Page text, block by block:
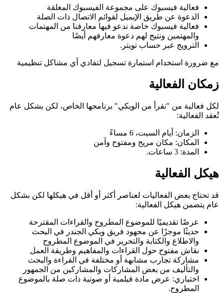
فعالية فيسبوك على مجموعة الفيسبوك المغلقة
الدعوة عن طريق الإيميل لقوائم الاتصال ذات الصلة
فعالية فيسبوك خاصة ندعو فيها معارفنا من المهتمات
والمهتمين ونتيح لهم دعوة معارفهم أيضًا
الترويج عبر حساب تويتر.
مع ضرورة استخدام استمارة تسجيل لتفادي أي مشاكل تنظيمية
زمكان الفعالية
لكل فعالية من "نقرأ من الويكي" برنامجها الخاص، لكن بشكل عام
تُعقد الفعالية:
الزمان: أيام السبت، 6 مساءً
المكان: مكان مريح ومفتوح وآمن
المدة: 3 ساعات.
هيكل الفعالية
قد تحتاج بعض الفعاليات لعناصر أكثر أو أقل في هيكلها لكن بشكل
عام يتضمن هيكل الفعالية:
عرضًا تقديميًا للموضوع المطروح والقراءات المقترحة
حديثًا موجزًا عن مجهود فريق ويكي الجندر في البحث
والاطلاع والكتابة والتحرير في الموضوع المطروح
نقاش مفتوح حول القراءات والمفاهيم وطريقة العمل
مشاركة تجارب مشابهة أو مختلفة في القراءة والبحث
والتأليف من بعض المشاركات والمشاركين من الجمهور
اختياري: عرض مادة فيلمية أو صوتية ذات صلة بالموضوع
المطروح.